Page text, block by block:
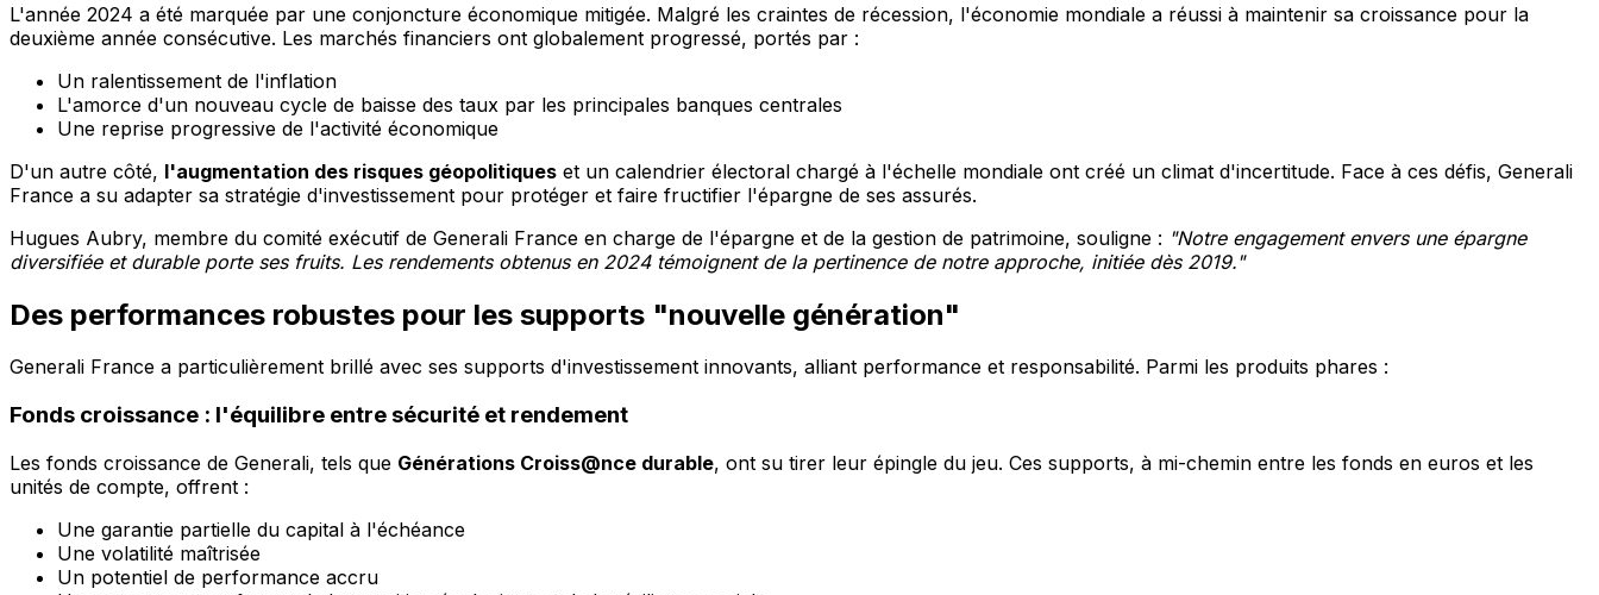
L'année 2024 a été marquée par une conjoncture économique mitigée. Malgré les craintes de récession, l'économie mondiale a réussi à maintenir sa croissance pour la
deuxième année consécutive. Les marchés financiers ont globalement progressé, portés par :
Un ralentissement de l'inflation
L'amorce d'un nouveau cycle de baisse des taux par les principales banques centrales
Une reprise progressive de l'activité économique
D'un autre côté, l'augmentation des risques géopolitiques et un calendrier électoral chargé à l'échelle mondiale ont créé un climat d'incertitude. Face à ces défis, Generali
France a su adapter sa stratégie d'investissement pour protéger et faire fructifier l'épargne de ses assurés.
Hugues Aubry, membre du comité exécutif de Generali France en charge de l'épargne et de la gestion de patrimoine, souligne : "Notre engagement envers une épargne
diversifiée et durable porte ses fruits. Les rendements obtenus en 2024 témoignent de la pertinence de notre approche, initiée dès 2019."
Des performances robustes pour les supports "nouvelle génération"
Generali France a particulièrement brillé avec ses supports d'investissement innovants, alliant performance et responsabilité. Parmi les produits phares :
Fonds croissance : l'équilibre entre sécurité et rendement
Les fonds croissance de Generali, tels que Générations Croiss@nce durable, ont su tirer leur épingle du jeu. Ces supports, à mi-chemin entre les fonds en euros et les
unités de compte, offrent :
Une garantie partielle du capital à l'échéance
Une volatilité maîtrisée
Un potentiel de performance accru